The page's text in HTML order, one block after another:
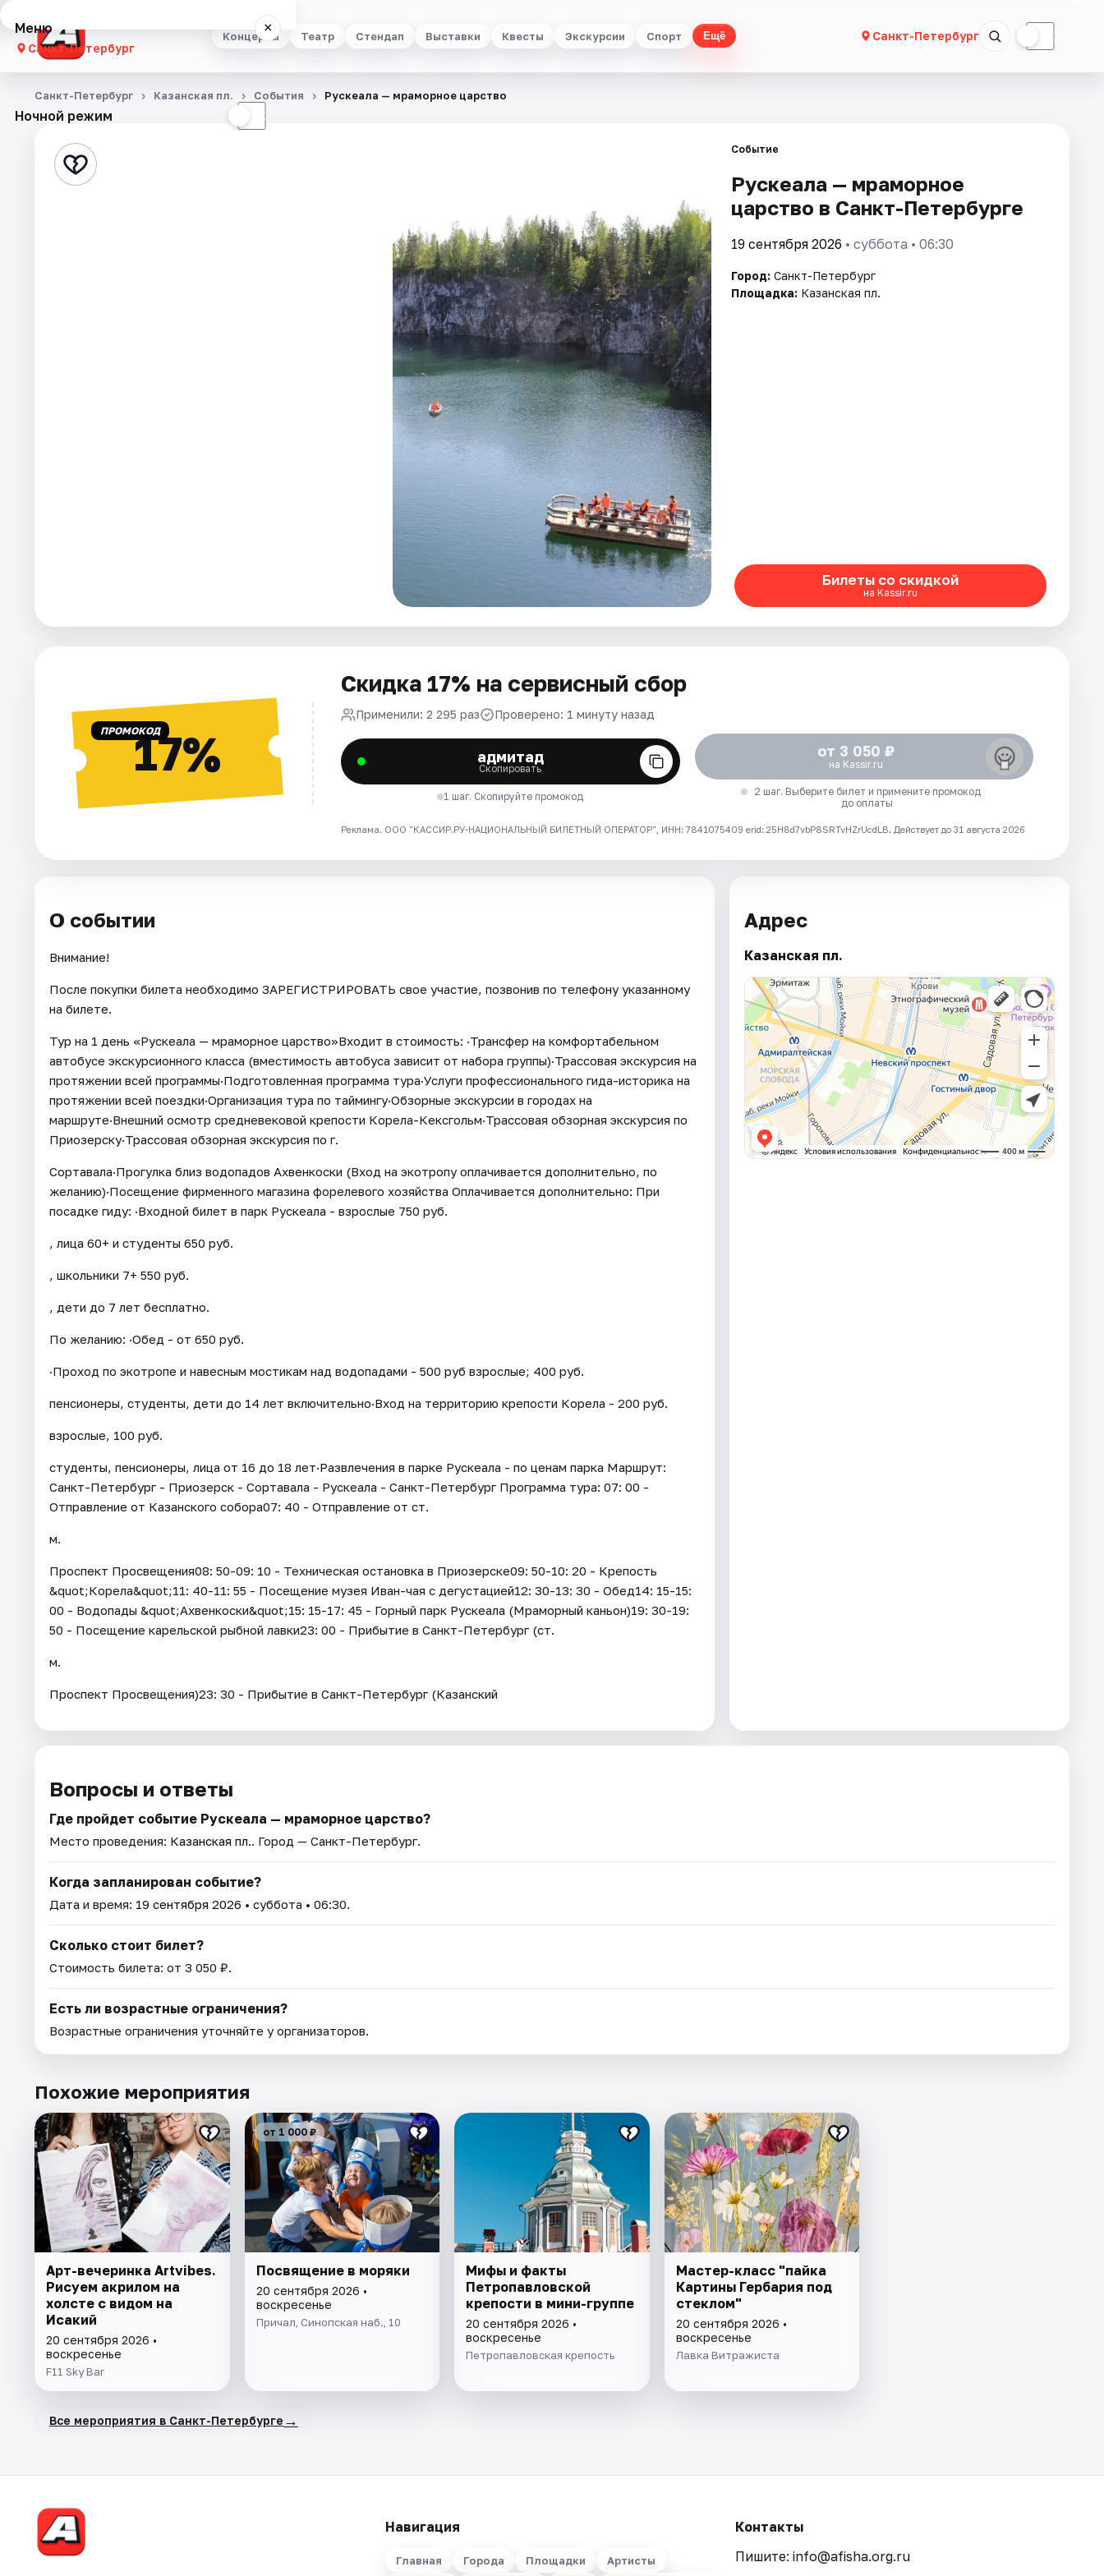
Концерты Театр Стендап Выставки Квесты Экскурсии Спорт Ещё Санкт-Петербург ☾
Меню ×
Санкт-Петербург
Концерты
Стендап
Ночной режим ☾
Санкт-Петербург Казанская пл. События Рускеала — мраморное царство
Событие
Рускеала — мраморное
царство в Санкт-Петербурге
19 сентября 2026 • суббота • 06:30
Город: Санкт-Петербург
Площадка: Казанская пл.
Билеты со скидкой
на Kassir.ru
ПРОМОКОД17%
Скидка 17% на сервисный сбор
Применили: 2 295 раз Проверено: 1 минуту назад
адмитад
Скопировать
1 шаг. Скопируйте промокод
от 3 050 ₽
на Kassir.ru
2 шаг. Выберите билет и примените промокод
до оплаты
Реклама. ООО "КАССИР.РУ-НАЦИОНАЛЬНЫЙ БИЛЕТНЫЙ ОПЕРАТОР", ИНН: 7841075409 erid: 25H8d7vbP8SRTvHZrUcdLB. Действует до 31 августа 2026
О событии
Внимание!
После покупки билета необходимо ЗАРЕГИСТРИРОВАТЬ свое участие, позвонив по телефону указанному
на билете.
Тур на 1 день «Рускеала — мраморное царство»Входит в стоимость: ·Трансфер на комфортабельном
автобусе экскурсионного класса (вместимость автобуса зависит от набора группы)·Трассовая экскурсия на
протяжении всей программы·Подготовленная программа тура·Услуги профессионального гида-историка на
протяжении всей поездки·Организация тура по таймингу·Обзорные экскурсии в городах на
маршруте·Внешний осмотр средневековой крепости Корела-Кексгольм·Трассовая обзорная экскурсия по
Приозерску·Трассовая обзорная экскурсия по г.
Сортавала·Прогулка близ водопадов Ахвенкоски (Вход на экотропу оплачивается дополнительно, по
желанию)·Посещение фирменного магазина форелевого хозяйства Оплачивается дополнительно: При
посадке гиду: ·Входной билет в парк Рускеала - взрослые 750 руб.
, лица 60+ и студенты 650 руб.
, школьники 7+ 550 руб.
, дети до 7 лет бесплатно.
По желанию: ·Обед - от 650 руб.
·Проход по экотропе и навесным мостикам над водопадами - 500 руб взрослые; 400 руб.
пенсионеры, студенты, дети до 14 лет включительно·Вход на территорию крепости Корела - 200 руб.
взрослые, 100 руб.
студенты, пенсионеры, лица от 16 до 18 лет·Развлечения в парке Рускеала - по ценам парка Маршрут:
Санкт-Петербург - Приозерск - Сортавала - Рускеала - Санкт-Петербург Программа тура: 07: 00 -
Отправление от Казанского собора07: 40 - Отправление от ст.
м.
Проспект Просвещения08: 50-09: 10 - Техническая остановка в Приозерске09: 50-10: 20 - Крепость
&quot;Корела&quot;11: 40-11: 55 - Посещение музея Иван-чая с дегустацией12: 30-13: 30 - Обед14: 15-15:
00 - Водопады &quot;Ахвенкоски&quot;15: 15-17: 45 - Горный парк Рускеала (Мраморный каньон)19: 30-19:
50 - Посещение карельской рыбной лавки23: 00 - Прибытие в Санкт-Петербург (ст.
м.
Проспект Просвещения)23: 30 - Прибытие в Санкт-Петербург (Казанский
Адрес
Казанская пл.
Вопросы и ответы
Где пройдет событие Рускеала — мраморное царство?
Место проведения: Казанская пл.. Город — Санкт-Петербург.
Когда запланирован событие?
Дата и время: 19 сентября 2026 • суббота • 06:30.
Сколько стоит билет?
Стоимость билета: от 3 050 ₽.
Есть ли возрастные ограничения?
Возрастные ограничения уточняйте у организаторов.
Похожие мероприятия
Арт-вечеринка Artvibes.
Рисуем акрилом на
холсте с видом на
Исакий
20 сентября 2026 •
воскресенье
F11 Sky Bar
от 1 000 ₽
Посвящение в моряки
20 сентября 2026 •
воскресенье
Причал, Синопская наб., 10
Мифы и факты
Петропавловской
крепости в мини-группе
20 сентября 2026 •
воскресенье
Петропавловская крепость
Мастер-класс "пайка
Картины Гербария под
стеклом"
20 сентября 2026 •
воскресенье
Лавка Витражиста
Все мероприятия в Санкт-Петербурге →
Навигация
Главная Города Площадки Артисты
Контакты
Пишите: info@afisha.org.ru